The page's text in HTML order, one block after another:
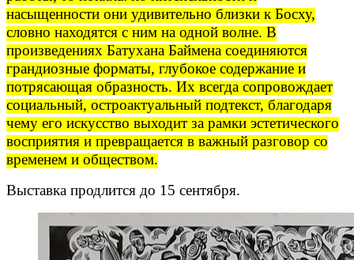
насыщенности они удивительно близки к Босху,
словно находятся с ним на одной волне. В
произведениях Батухана Баймена соединяются
грандиозные форматы, глубокое содержание и
потрясающая образность. Их всегда сопровождает
социальный, остроактуальный подтекст, благодаря
чему его искусство выходит за рамки эстетического
восприятия и превращается в важный разговор со
временем и обществом.
Выставка продлится до 15 сентября.